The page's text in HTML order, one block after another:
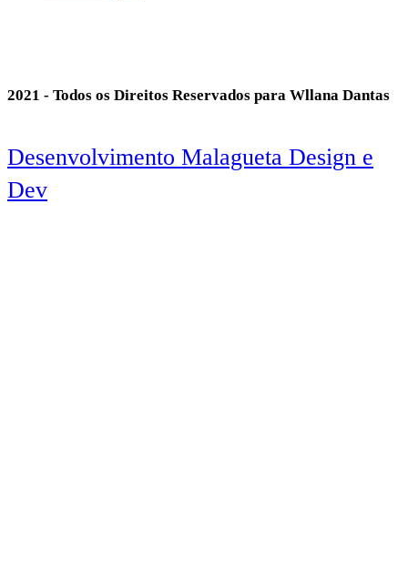
2021 - Todos os Direitos Reservados para Wllana Dantas
Desenvolvimento Malagueta Design e
Dev